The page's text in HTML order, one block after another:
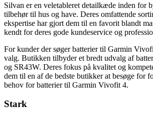
Silvan er en veletableret detailkæde inden for
tilbehør til hus og have. Deres omfattende
ekspertise har gjort dem til en favorit blandt
kendt for deres gode kundeservice og
For kunder der søger batterier til Garmin
valg. Butikken tilbyder et bredt udvalg af
og SR43W. Deres fokus på kvalitet og
dem til en af de bedste butikker at besøge for
behov for batterier til Garmin Vivofit 4.
Stark